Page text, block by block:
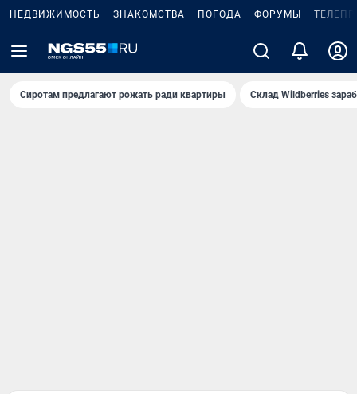
НЕДВИЖИМОСТЬ ЗНАКОМСТВА ПОГОДА ФОРУМЫ
Сиротам предлагают рожать ради квартиры Склад Wildberries